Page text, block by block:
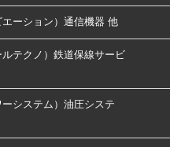
エーション）通信機器 他
ルテクノ）鉄道保線サービ
ーシステム）油圧システ